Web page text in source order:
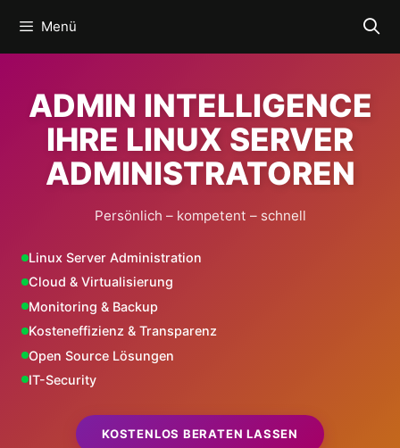
Inhalt
springen
Menü
ADMIN INTELLIGENCE
IHRE LINUX SERVER
ADMINISTRATOREN
Persönlich – kompetent – schnell
Linux Server Administration
Cloud & Virtualisierung
Monitoring & Backup
Kosteneffizienz & Transparenz
Open Source Lösungen
IT-Security
KOSTENLOS BERATEN LASSEN